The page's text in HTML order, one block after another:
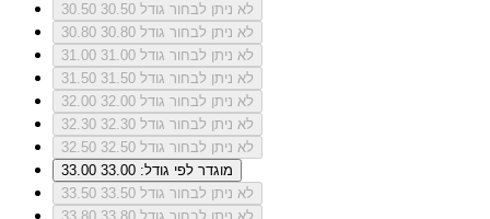
30.50
לא ניתן לבחור גודל 30.50
30.80
לא ניתן לבחור גודל 30.80
31.00
לא ניתן לבחור גודל 31.00
31.50
לא ניתן לבחור גודל 31.50
32.00
לא ניתן לבחור גודל 32.00
32.30
לא ניתן לבחור גודל 32.30
32.50
לא ניתן לבחור גודל 32.50
33.00
מוגדר לפי גודל: 33.00
33.50
לא ניתן לבחור גודל 33.50